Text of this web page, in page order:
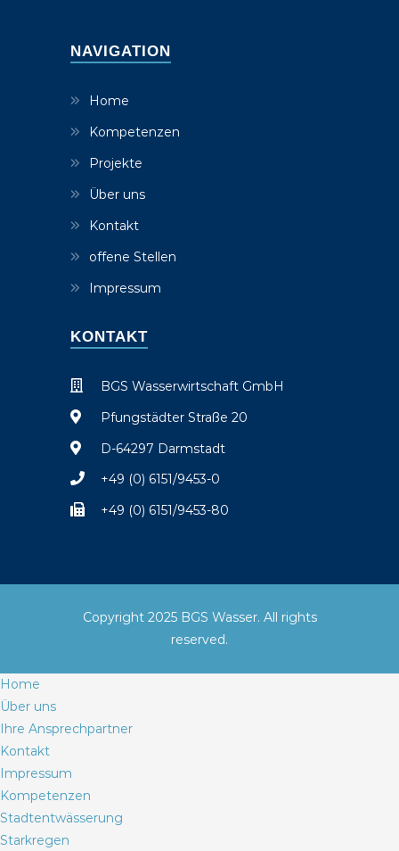
NAVIGATION
Home
Kompetenzen
Projekte
Über uns
Kontakt
offene Stellen
Impressum
KONTAKT
BGS Wasserwirtschaft GmbH
Pfungstädter Straße 20
D-64297 Darmstadt
+49 (0) 6151/9453-0
+49 (0) 6151/9453-80
Copyright 2025 BGS Wasser. All rights
reserved.
Home
Über uns
Ihre Ansprechpartner
Kontakt
Impressum
Kompetenzen
Stadtentwässerung
Starkregen